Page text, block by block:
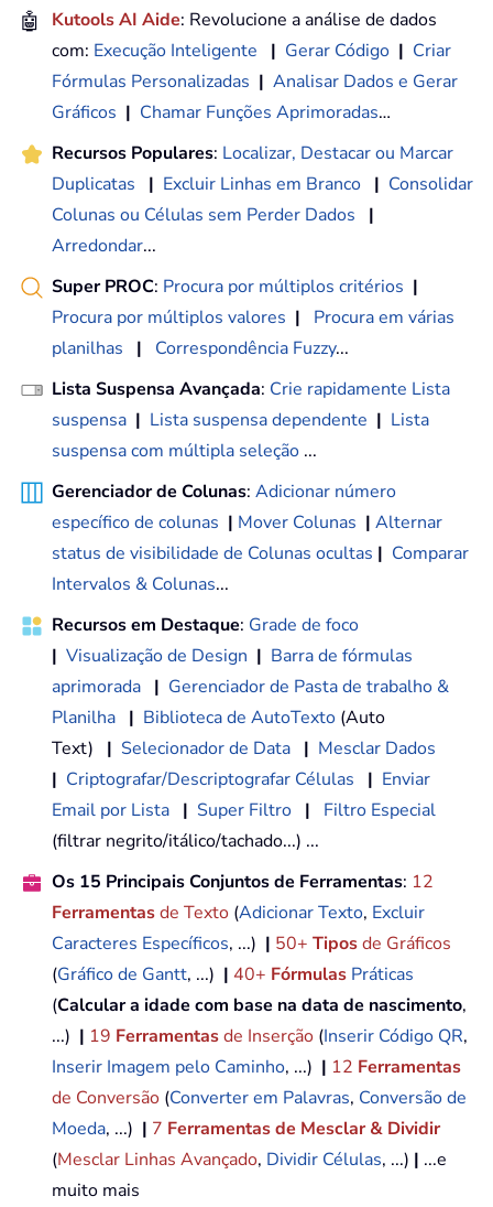
🤖 Kutools AI Aide: Revolucione a análise de dados
com: Execução Inteligente | Gerar Código | Criar
Fórmulas Personalizadas | Analisar Dados e Gerar
Gráficos | Chamar Funções Aprimoradas…
Recursos Populares: Localizar, Destacar ou Marcar
Duplicatas
| Excluir Linhas em Branco | Consolidar
Colunas ou Células sem Perder Dados
|
Arredondar...
Super PROC: Procura por múltiplos critérios |
Procura por múltiplos valores |
Procura em várias
planilhas
| Correspondência Fuzzy...
Lista Suspensa Avançada: Crie rapidamente Lista
suspensa | Lista suspensa dependente | Lista
suspensa com múltipla seleção ...
Gerenciador de Colunas: Adicionar número
específico de colunas | Mover Colunas | Alternar
status de visibilidade de Colunas ocultas | Comparar
Intervalos & Colunas...
Recursos em Destaque: Grade de foco
| Visualização de Design | Barra de fórmulas
aprimorada | Gerenciador de Pasta de trabalho &
Planilha | Biblioteca de AutoTexto (Auto
Text) | Selecionador de Data | Mesclar Dados
| Criptografar/Descriptografar Células | Enviar
Email por Lista | Super Filtro |
Filtro Especial
(filtrar negrito/itálico/tachado...) ...
Os 15 Principais Conjuntos de Ferramentas: 12
Ferramentasde Texto (Adicionar Texto, Excluir
Caracteres Específicos, ...) | 50+ Tiposde Gráficos
(Gráfico de Gantt, ...) | 40+ Fórmulas Práticas
(Calcular a idade com base na data de nascimento,
...) | 19 Ferramentasde Inserção (Inserir Código QR,
Inserir Imagem pelo Caminho, ...) | 12 Ferramentas
de Conversão (Converter em Palavras, Conversão de
Moeda, ...) | 7 Ferramentas de Mesclar & Dividir
(Mesclar Linhas Avançado, Dividir Células, ...) | ...e
muito mais